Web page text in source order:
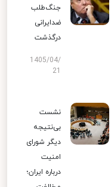
جنگ‌طلب
ضدایرانی
درگذشت
1405/04/
نشست
بی‌نتیجه
دیگر شورای
امنیت
درباره ایران؛